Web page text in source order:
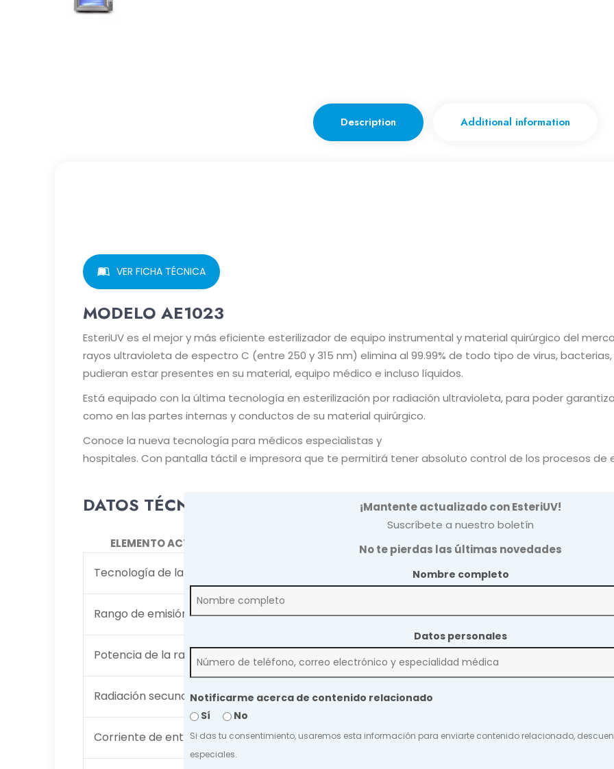
Description Additional information
VER FICHA TÉCNICA
MODELO AE1023
EsteriUV es el mejor y más eficiente esterilizador de equipo instrumental y material quirúrgico del
rayos ultravioleta de espectro C (entre 250 y 315 nm) elimina al 99.99% de todo tipo de virus,
pudieran estar presentes en su material, equipo médico e incluso líquidos.
Está equipado con la última tecnología en esterilización por radiación ultravioleta, para poder
como en las partes internas y conductos de su material quirúrgico.
Conoce la nueva tecnología para médicos especialistas y
hospitales. Con pantalla táctil e impresora que te permitirá tener absoluto control de los procesos de
DATOS TÉCNICOS
ELEMENTO ACTIVO
Tecnología de la lámpara UV tipo C
Rango de emisión de luz 254 nm
Potencia de la radiación 30,000 um seg/cm2
Radiación secundaria
Corriente de entrada 110 volts
¡Mantente actualizado con EsteriUV!
Suscríbete a nuestro boletín
No te pierdas las últimas novedades
Nombre completo
Datos personales
Notificarme acerca de contenido relacionado
Sí
No
Si das tu consentimiento, usaremos esta información para enviarte contenido relacionado,
especiales.